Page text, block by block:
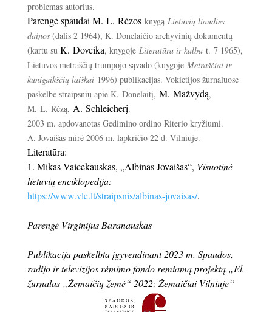
problemas autorius.
Parengė spaudai M. L. Rėzosknygą Lietuvių liaudies
dainos(dalis 2 1964), K. Donelaičio archyvinių dokumentų
(kartu su K. Doveika, knygoje Literatūra ir kalbat. 7 1965),
Lietuvos metraščių trumpojo sąvado (knygoje Metraščiai ir
kunigaikščių laiškai1996) publikacijas. Vokietijos žurnaluose
paskelbė straipsnių apie K. Donelaitį, M. Mažvydą,
M. L. Rėzą, A. Schleicherį.
2003 m. apdovanotas Gedimino ordino Riterio kryžiumi.
A. Jovaišas mirė 2006 m. lapkričio 22 d. Vilniuje.
Literatūra:
1. Mikas Vaicekauskas, „Albinas Jovaišas“, Visuotinė
lietuvių enciklopedija:
https://www.vle.lt/straipsnis/albinas-jovaisas/.
Parengė Virginijus Baranauskas
Publikacija paskelbta įgyvendinant 2023 m. Spaudos,
radijo ir televizijos rėmimo fondo remiamą projektą „El.
žurnalas „Žemaičių žemė“ 2022: Žemaičiai Vilniuje“